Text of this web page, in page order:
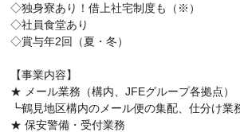
◇独身寮あり！借上社宅制度も（※）
◇社員食堂あり
◇賞与年2回（夏・冬）
【事業内容】
★ メール業務（構内、JFEグループ各拠点）
┗鶴見地区構内のメール便の集配、仕分け業
★ 保安警備・受付業務